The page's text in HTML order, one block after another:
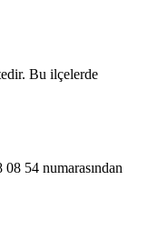
Bu ilçelerde
54 numarasından